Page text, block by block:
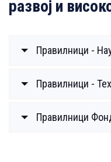
развој и
Правилници -
Правилници -
Правилници